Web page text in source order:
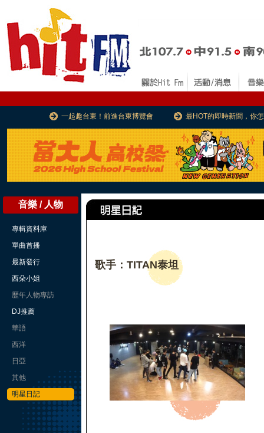
一起趣台東！前進台東博覽會 最HOT的即時新聞，你
音樂 / 人物
專輯資料庫
單曲首播
最新發行
西朵小姐
歷年人物專訪
DJ推薦
華語
西洋
日亞
其他
明星日記
歌手：TITAN泰坦